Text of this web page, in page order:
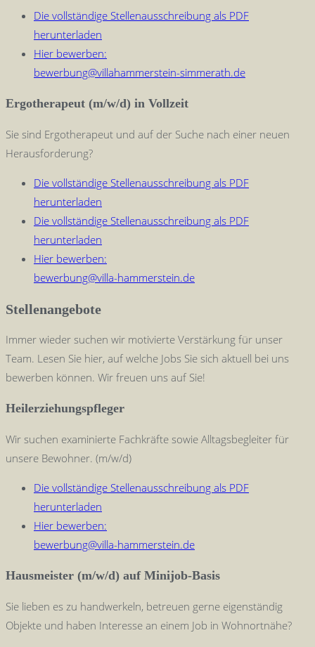
Die vollständige Stellenausschreibung als PDF
herunterladen
Hier bewerben:
bewerbung@villahammerstein-simmerath.de
Ergotherapeut (m/w/d) in Vollzeit
Sie sind Ergotherapeut und auf der Suche nach einer neuen
Herausforderung?
Die vollständige Stellenausschreibung als PDF
herunterladen
Die vollständige Stellenausschreibung als PDF
herunterladen
Hier bewerben:
bewerbung@villa-hammerstein.de
Stellenangebote
Immer wieder suchen wir motivierte Verstärkung für unser
Team. Lesen Sie hier, auf welche Jobs Sie sich aktuell bei uns
bewerben können. Wir freuen uns auf Sie!
Heilerziehungspfleger
Wir suchen examinierte Fachkräfte sowie Alltagsbegleiter für
unsere Bewohner. (m/w/d)
Die vollständige Stellenausschreibung als PDF
herunterladen
Hier bewerben:
bewerbung@villa-hammerstein.de
Hausmeister (m/w/d) auf Minijob-Basis
Sie lieben es zu handwerkeln, betreuen gerne eigenständig
Objekte und haben Interesse an einem Job in Wohnortnähe?